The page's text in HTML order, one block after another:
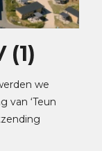
(1)
we
van ‘Teun